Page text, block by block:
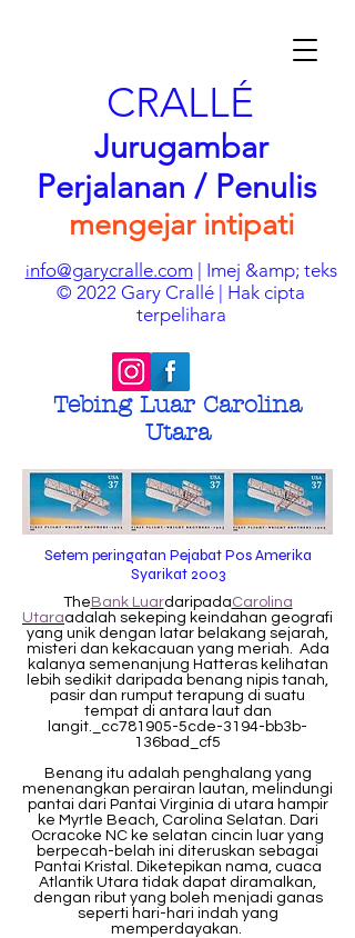
CRALLÉ
Jurugambar
Perjalanan / Penulis
mengejar intipati
info@garycralle.com| Imej &amp; teks
© 2022 Gary Crallé | Hak cipta
terpelihara
Tebing Luar Carolina
Utara
Setem peringatan Pejabat Pos Amerika
Syarikat 2003
The Bank LuardaripadaCarolina
Utaraadalah sekeping keindahan geografi
yang unik dengan latar belakang sejarah,
misteri dan kekacauan yang meriah. Ada
kalanya semenanjung Hatteras kelihatan
lebih sedikit daripada benang nipis tanah,
pasir dan rumput terapung di suatu
tempat di antara laut dan
langit._cc781905-5cde-3194-bb3b-
136bad_cf5
Benang itu adalah penghalang yang
menenangkan perairan lautan, melindungi
pantai dari Pantai Virginia di utara hampir
ke Myrtle Beach, Carolina Selatan. Dari
Ocracoke NC ke selatan cincin luar yang
berpecah-belah ini diteruskan sebagai
Pantai Kristal. Diketepikan nama, cuaca
Atlantik Utara tidak dapat diramalkan,
dengan ribut yang boleh menjadi ganas
seperti hari-hari indah yang
memperdayakan.